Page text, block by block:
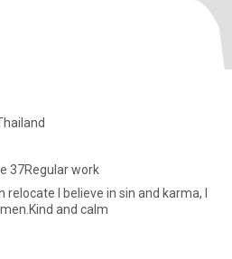
37Regular work
relocate I believe in sin and karma, I
and calm